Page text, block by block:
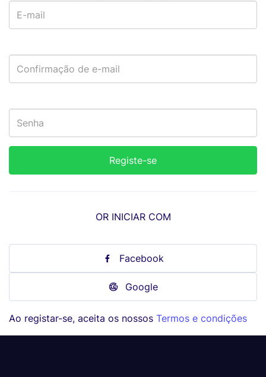
OR INICIAR COM
Facebook
Google
Ao registar-se, aceita os nossos Termos e condições